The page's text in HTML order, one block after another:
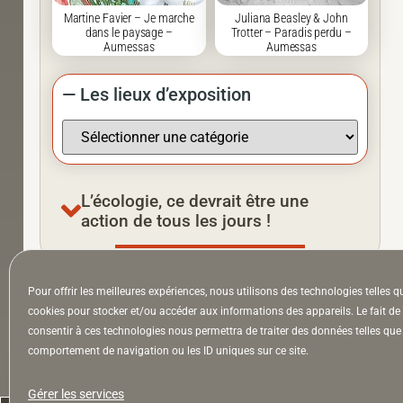
Pour offrir les meilleures expériences, nous utilisons des technologies telles
cookies pour stocker et/ou accéder aux informations des appareils. Le fait de
consentir à ces technologies nous permettra de traiter des données telles que
comportement de navigation ou les ID uniques sur ce site.
Gérer les services
Martine Favier – Je marche
dans le paysage –
Aumessas
Juliana Beasley & John
Trotter – Paradis perdu –
Aumessas
— Les lieux d’exposition
L’écologie, ce devrait être une
action de tous les jours !
À la Une Appel à auteurs Arts